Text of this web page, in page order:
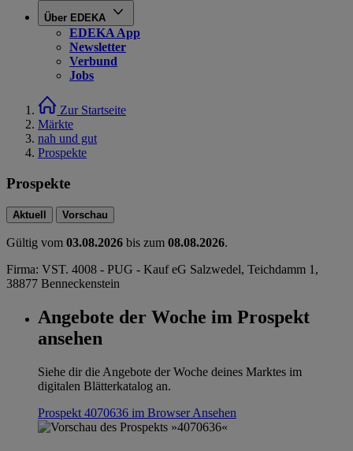
Über EDEKA
EDEKA App
Newsletter
Verbund
Jobs
Zur Startseite
Märkte
nah und gut
Prospekte
Prospekte
Aktuell Vorschau
Gültig vom 03.08.2026 bis zum 08.08.2026.
Firma: VST. 4008 - PUG - Kauf eG Salzwedel, Teichdamm 1,
38877 Benneckenstein
Angebote der Woche im Prospekt
ansehen
Siehe dir die Angebote der Woche deines Marktes im
digitalen Blätterkatalog an.
Prospekt 4070636 im BrowserAnsehen